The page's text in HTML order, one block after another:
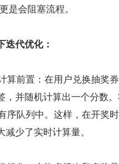
是会阻塞流程。
迭代优化：
算前置：在用户兑换抽奖
，并随机计算出一个分数
序队列中。这样，在开奖
少了实时计算量。